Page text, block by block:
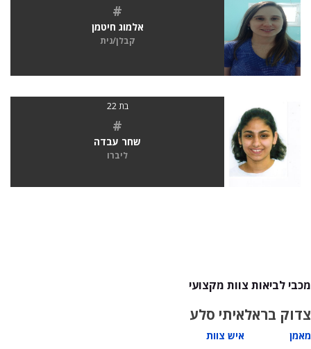
#
אלמוג חיטמן
קבלן/נית
בת 22
#
שחר עבדה
ליברו
מכבי לביאות צוות מקצועי
צדוק בראל
מאמן
איתי סלע
איש צוות